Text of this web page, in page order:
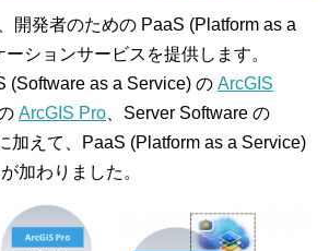
開発者のための PaaS (Platform as a
ションサービスを提供します。
(Software as a Service) の ArcGIS
ArcGIS Pro 、Server Software の
加えて、PaaS (Platform as a Service)
が加わりました。